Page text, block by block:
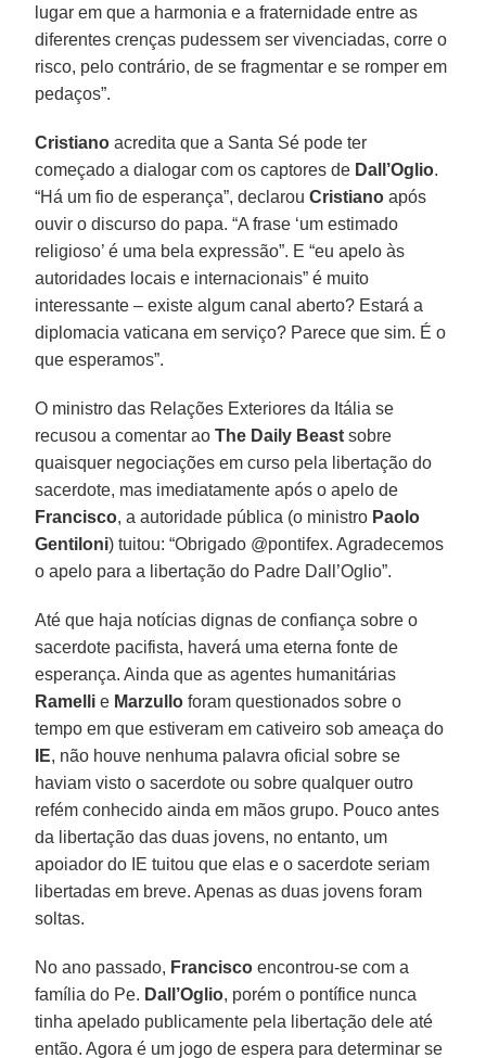
lugar em que a harmonia e a fraternidade entre as
diferentes crenças pudessem ser vivenciadas, corre o
risco, pelo contrário, de se fragmentar e se romper em
pedaços”.
Cristiano acredita que a Santa Sé pode ter
começado a dialogar com os captores de Dall’Oglio.
“Há um fio de esperança”, declarouCristiano após
ouvir o discurso do papa. “A frase ‘um estimado
religioso’ é uma bela expressão”. E “eu apelo às
autoridades locais e internacionais” é muito
interessante – existe algum canal aberto? Estará a
diplomacia vaticana em serviço? Parece que sim. É o
que esperamos”.
O ministro das Relações Exteriores da Itália se
recusou a comentar aoThe Daily Beast sobre
quaisquer negociações em curso pela libertação do
sacerdote, mas imediatamente após o apelo de
Francisco, a autoridade pública (o ministro Paolo
Gentiloni) tuitou: “Obrigado @pontifex. Agradecemos
o apelo para a libertação do Padre Dall’Oglio”.
Até que haja notícias dignas de confiança sobre o
sacerdote pacifista, haverá uma eterna fonte de
esperança. Ainda que as agentes humanitárias
Ramelli e Marzullo foram questionados sobre o
tempo em que estiveram em cativeiro sob ameaça do
IE, não houve nenhuma palavra oficial sobre se
haviam visto o sacerdote ou sobre qualquer outro
refém conhecido ainda em mãos grupo. Pouco antes
da libertação das duas jovens, no entanto, um
apoiador do IE tuitou que elas e o sacerdote seriam
libertadas em breve. Apenas as duas jovens foram
soltas.
No ano passado, Francisco encontrou-se com a
família do Pe. Dall’Oglio, porém o pontífice nunca
tinha apelado publicamente pela libertação dele até
então. Agora é um jogo de espera para determinar se